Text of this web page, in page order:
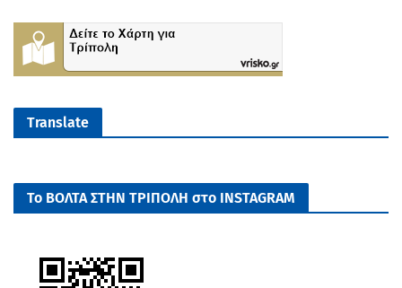
Translate
Το ΒΟΛΤΑ ΣΤΗΝ ΤΡΙΠΟΛΗ στο INSTAGRAM